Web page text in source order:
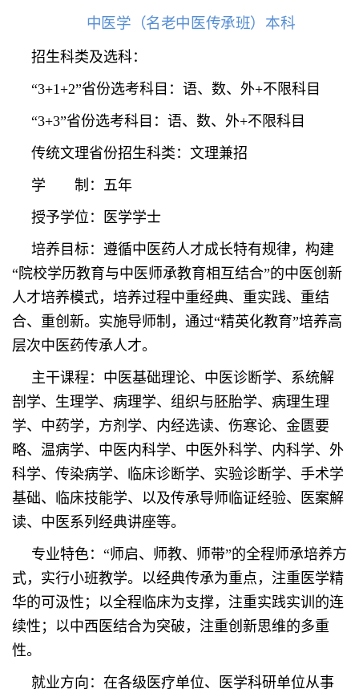
中医学（名老中医传承班）本科
招生科类及选科：
“3+1+2”省份选考科目：语、数、外+不限科目
“3+3”省份选考科目：语、数、外+不限科目
传统文理省份招生科类：文理兼招
学 制：五年
授予学位：医学学士
培养目标：遵循中医药人才成长特有规律，构建
“院校学历教育与中医师承教育相互结合”的中医创新
人才培养模式，培养过程中重经典、重实践、重结
合、重创新。实施导师制，通过“精英化教育”培养高
层次中医药传承人才。
主干课程：中医基础理论、中医诊断学、系统解
剖学、生理学、病理学、组织与胚胎学、病理生理
学、中药学，方剂学、内经选读、伤寒论、金匮要
略、温病学、中医内科学、中医外科学、内科学、外
科学、传染病学、临床诊断学、实验诊断学、手术学
基础、临床技能学、以及传承导师临证经验、医案解
读、中医系列经典讲座等。
专业特色：“师启、师教、师带”的全程师承培养方
式，实行小班教学。以经典传承为重点，注重医学精
华的可汲性；以全程临床为支撑，注重实践实训的连
续性；以中西医结合为突破，注重创新思维的多重
性。
就业方向：在各级医疗单位、医学科研单位从事